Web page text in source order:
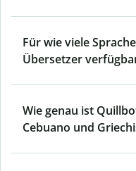
Für wie viele
Übersetzer
Wie genau ist
Cebuano und